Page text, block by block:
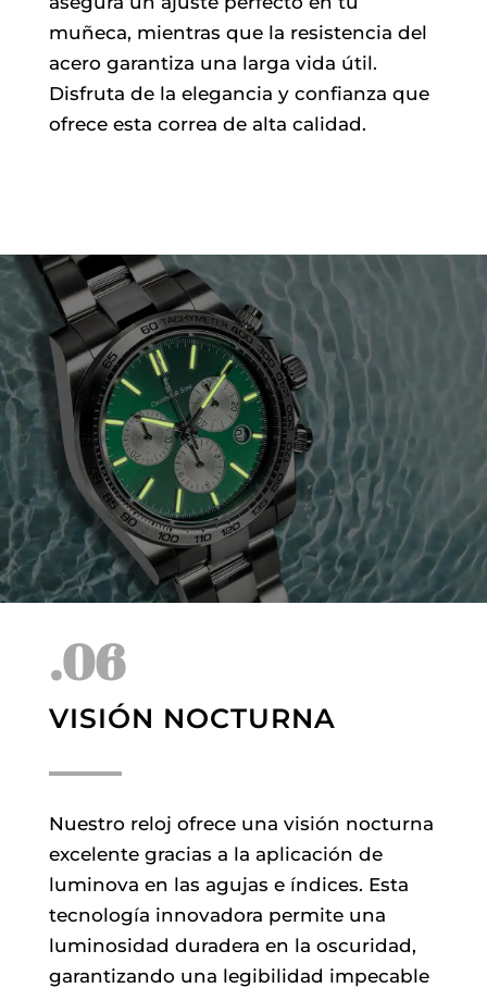
muñeca, mientras que la resistencia del
acero garantiza una larga vida útil.
Disfruta de la elegancia y confianza que
ofrece esta correa de alta calidad.
.06
VISIÓN NOCTURNA
Nuestro reloj ofrece una visión nocturna
excelente gracias a la aplicación de
luminova en las agujas e índices. Esta
tecnología innovadora permite una
luminosidad duradera en la oscuridad,
garantizando una legibilidad impecable